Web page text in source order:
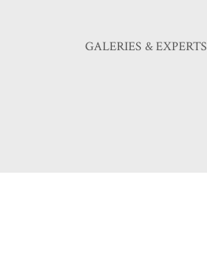
GALERIES & EXPERTS